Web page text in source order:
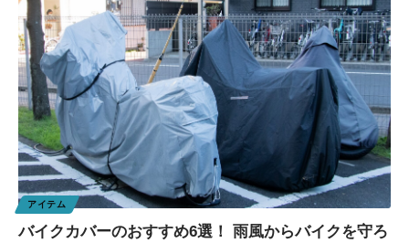
アイテム
バイクカバーのおすすめ6選！ 雨風からバイクを守ろ